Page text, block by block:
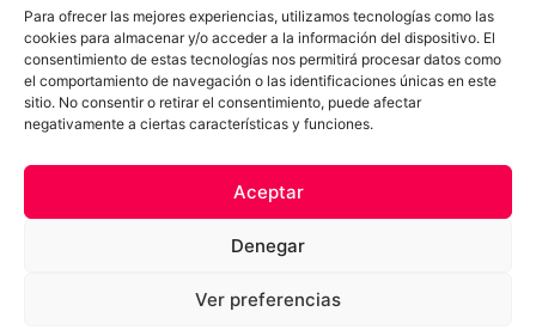
Para ofrecer las mejores experiencias, utilizamos tecnologías como las
cookies para almacenar y/o acceder a la información del dispositivo. El
consentimiento de estas tecnologías nos permitirá procesar datos como
el comportamiento de navegación o las identificaciones únicas en este
sitio. No consentir o retirar el consentimiento, puede afectar
negativamente a ciertas características y funciones.
Aceptar
Denegar
Ver preferencias
Política de cookies
Términos y Condiciones
Aviso Sobre el Uso de IA
Compromiso Ético con la IA
Propiedad Intelectual